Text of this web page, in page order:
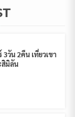
3วัน 2คืน เที่ยวเขา
สิมิลัน